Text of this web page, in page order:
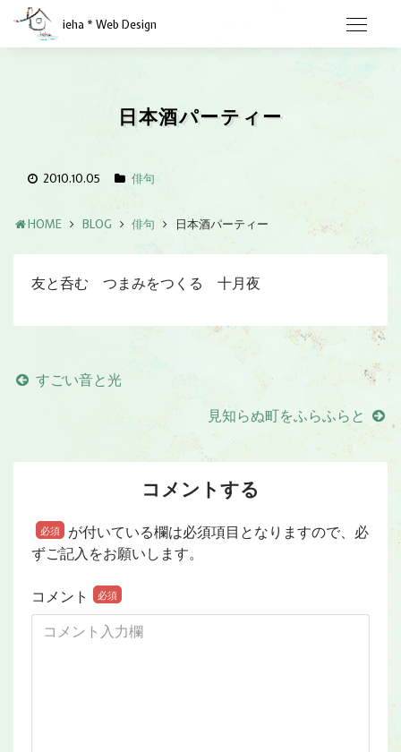
ieha * Web Design
日本酒パーティー
2010.10.05 俳句
HOME BLOG 俳句 日本酒パーティー
友と呑む つまみをつくる 十月夜
すごい音と光
見知らぬ町をふらふらと
コメントする
必須
が付いている欄は必須項目となりますので、必
ずご記入をお願いします。
コメント 必須